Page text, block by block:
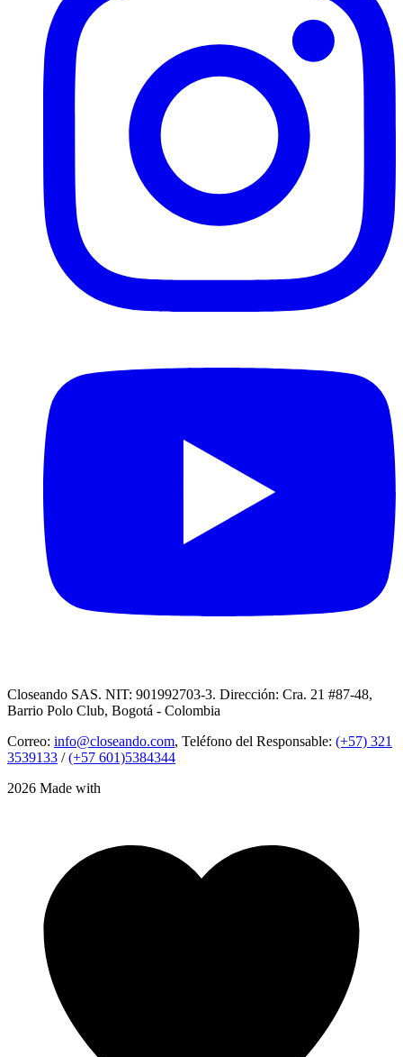
Closeando SAS. NIT: 901992703-3. Dirección: Cra. 21 #87-48,
Barrio Polo Club, Bogotá - Colombia
Correo: info@closeando.com, Teléfono del Responsable: (+57) 321
3539133 /(+57 601)5384344
2026 Made with